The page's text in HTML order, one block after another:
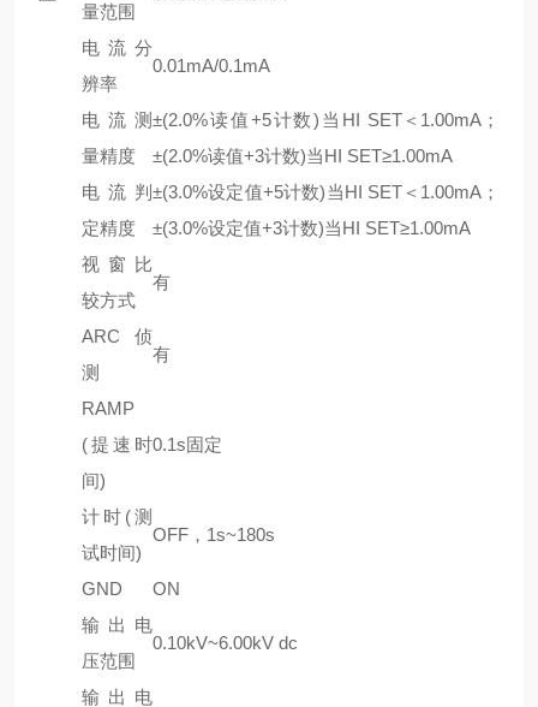
量范围
电流分
辨率
0.01mA/0.1mA
电流测
量精度
±(2.0%读值+5计数)当HI SET＜1.00mA；
±(2.0%读值+3计数)当HI SET≥1.00mA
电流判
定精度
±(3.0%设定值+5计数)当HI SET＜1.00mA；
±(3.0%设定值+3计数)当HI SET≥1.00mA
视窗比
较方式
有
ARC侦
测
有
RAMP
(提速时
间)
0.1s固定
计时(测
试时间)
OFF，1s~180s
GND
ON
输出电
压范围
0.10kV~6.00kV dc
输出电